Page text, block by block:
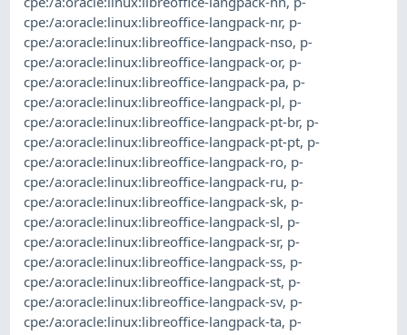
cpe:/a:oracle:linux:libreoffice-langpack-nr, p-
cpe:/a:oracle:linux:libreoffice-langpack-nso, p-
cpe:/a:oracle:linux:libreoffice-langpack-or, p-
cpe:/a:oracle:linux:libreoffice-langpack-pa, p-
cpe:/a:oracle:linux:libreoffice-langpack-pl, p-
cpe:/a:oracle:linux:libreoffice-langpack-pt-br, p-
cpe:/a:oracle:linux:libreoffice-langpack-pt-pt, p-
cpe:/a:oracle:linux:libreoffice-langpack-ro, p-
cpe:/a:oracle:linux:libreoffice-langpack-ru, p-
cpe:/a:oracle:linux:libreoffice-langpack-sk, p-
cpe:/a:oracle:linux:libreoffice-langpack-sl, p-
cpe:/a:oracle:linux:libreoffice-langpack-sr, p-
cpe:/a:oracle:linux:libreoffice-langpack-ss, p-
cpe:/a:oracle:linux:libreoffice-langpack-st, p-
cpe:/a:oracle:linux:libreoffice-langpack-sv, p-
cpe:/a:oracle:linux:libreoffice-langpack-ta, p-